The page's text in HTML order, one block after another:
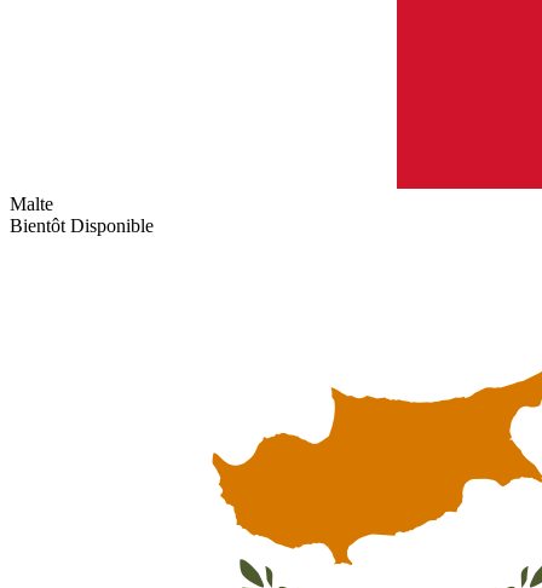
Malte
Bientôt Disponible